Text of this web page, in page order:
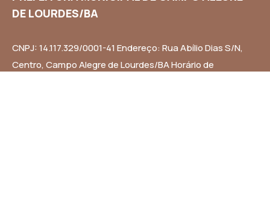
DE LOURDES/BA
CNPJ: 14.117.329/0001-41 Endereço: Rua Abílio Dias S/N,
Centro, Campo Alegre de Lourdes/BA Horário de